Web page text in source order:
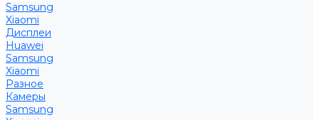
Samsung
Xiaomi
Дисплеи
Huawei
Samsung
Xiaomi
Разное
Камеры
Samsung